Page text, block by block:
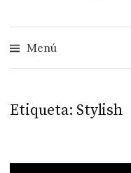
Menú
Etiqueta: Stylish